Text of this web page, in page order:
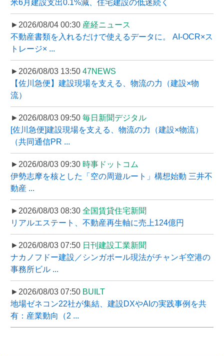
米6月建設支出0.1%減、住宅建設の低迷続く
►2026/08/04 00:30 産経ニュース
不動産書類を入れるだけで使えるデータに。 AI-OCR×ス
トレージ× ...
►2026/08/03 13:50 47NEWS
【佐川急便】建設現場を支える、物流の力（建設×物
流）
►2026/08/03 09:50 毎日新聞デジタル
[佐川急便]建設現場を支える、物流の力（建設×物流）
（共同通信PR ...
►2026/08/03 09:30 時事ドットコム
伊勢志摩を核とした「空の周遊ルート」構想始動 三井不
動産 ...
►2026/08/03 08:30 全国賃貸住宅新聞
リアルエステート、不動産再生軸に売上124億円
►2026/08/03 07:50 日刊建設工業新聞
ナカノフドー建設／シンガポール現法がチャンギ空港の
事務所ビル ...
►2026/08/03 07:50 BUILT
地場ゼネコン22社が集結、建設DXやAIの実践事例を共
有：産業動向（2 ...